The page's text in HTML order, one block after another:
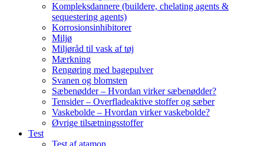
Kompleksdannere (buildere, chelating agents &
sequestering agents)
Korrosionsinhibitorer
Miljø
Miljøråd til vask af tøj
Mærkning
Rengøring med bagepulver
Svanen og blomsten
Sæbenødder – Hvordan virker sæbenødder?
Tensider – Overfladeaktive stoffer og sæber
Vaskebolde – Hvordan virker vaskebolde?
Øvrige tilsætningsstoffer
Test
Test af atamon